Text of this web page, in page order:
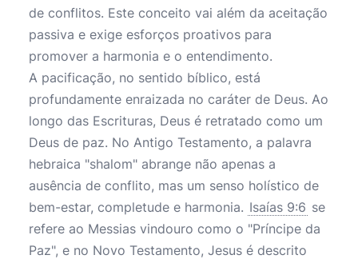
de conflitos. Este conceito vai além da aceitação
passiva e exige esforços proativos para
promover a harmonia e o entendimento.
A pacificação, no sentido bíblico, está
profundamente enraizada no caráter de Deus. Ao
longo das Escrituras, Deus é retratado como um
Deus de paz. No Antigo Testamento, a palavra
hebraica "shalom" abrange não apenas a
ausência de conflito, mas um senso holístico de
bem-estar, completude e harmonia. Isaías 9:6 se
refere ao Messias vindouro como o "Príncipe da
Paz", e no Novo Testamento, Jesus é descrito